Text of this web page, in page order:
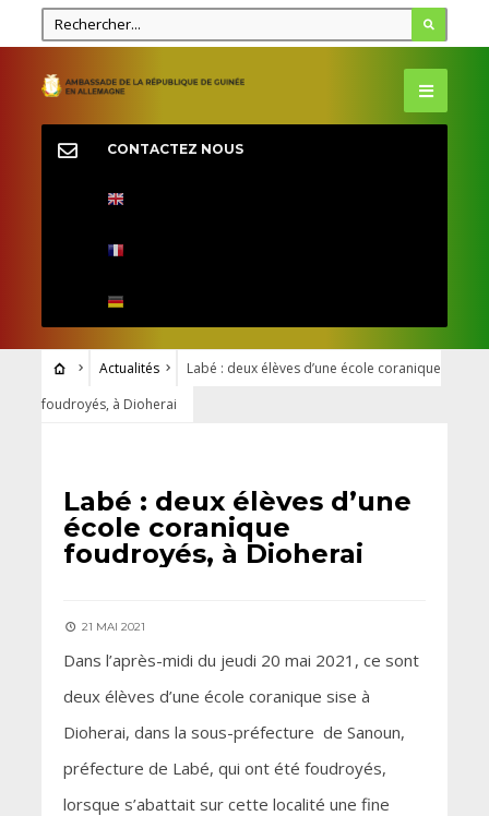
CONTACTEZ NOUS
Actualités
Labé : deux élèves d’une école coranique
foudroyés, à Dioherai
Labé : deux élèves d’une
école coranique
foudroyés, à Dioherai
21 MAI 2021
Dans l’après-midi du jeudi 20 mai 2021, ce sont
deux élèves d’une école coranique sise à
Dioherai, dans la sous-préfecture de Sanoun,
préfecture de Labé, qui ont été foudroyés,
lorsque s’abattait sur cette localité une fine